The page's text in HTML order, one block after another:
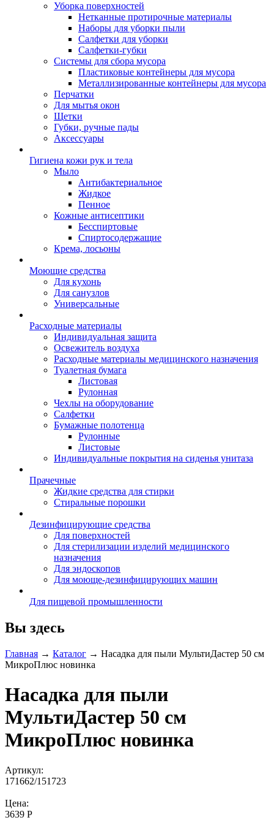
Уборка поверхностей
Нетканные протирочные материалы
Наборы для уборки пыли
Салфетки для уборки
Салфетки-губки
Системы для сбора мусора
Пластиковые контейнеры для мусора
Металлизированные контейнеры для мусора
Перчатки
Для мытья окон
Щетки
Губки, ручные пады
Аксессуары
Гигиена кожи рук и тела
Мыло
Антибактериальное
Жидкое
Пенное
Кожные антисептики
Бесспиртовые
Cпиртосодержащие
Крема, лосьоны
Моющие средства
Для кухонь
Для санузлов
Универсальные
Расходные материалы
Индивидуальная защита
Освежитель воздуха
Расходные материалы медицинского назначения
Туалетная бумага
Листовая
Рулонная
Чехлы на оборудование
Салфетки
Бумажные полотенца
Рулонные
Листовые
Индивидуальные покрытия на сиденья унитаза
Прачечные
Жидкие средства для стирки
Стиральные порошки
Дезинфицирующие средства
Для поверхностей
Для стерилизации изделий медицинского
назначения
Для эндоскопов
Для моюще-дезинфицирующих машин
Для пищевой промышленности
Вы здесь
Главная → Каталог → Насадка для пыли МультиДастер 50 см
МикроПлюс новинка
Насадка для пыли
МультиДастер 50 см
МикроПлюс новинка
Артикул:
171662/151723
Цена:
3639 Р